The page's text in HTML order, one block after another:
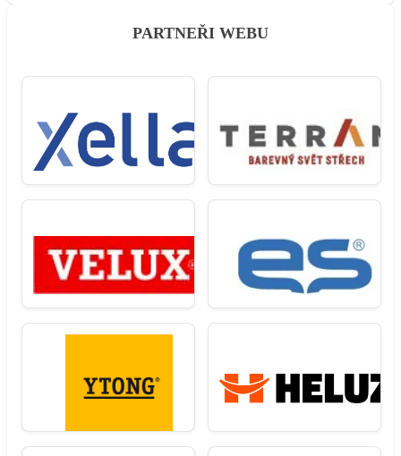
PARTNEŘI WEBU